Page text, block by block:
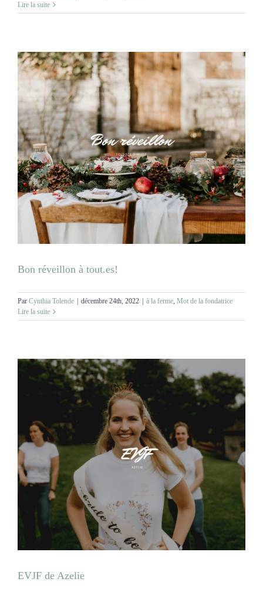
Lire la suite
Bon réveillon à tout.es!
Par Cynthia Tolende | décembre 24th, 2022 | à la ferme Mot de la fondatrice
Lire la suite
EVJF de Azelie